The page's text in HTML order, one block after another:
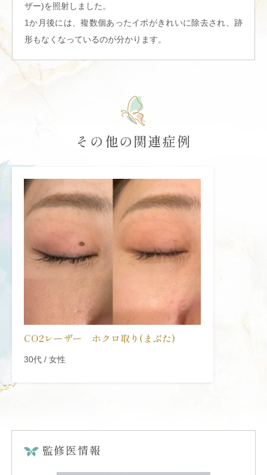
ザー)を照射しました。
1か月後には、複数個あったイボがきれいに除去され、跡
形もなくなっているのが分かります。
その他の関連症例
CO2レーザー ホクロ取り(まぶた)
30代 / 女性
監修医情報